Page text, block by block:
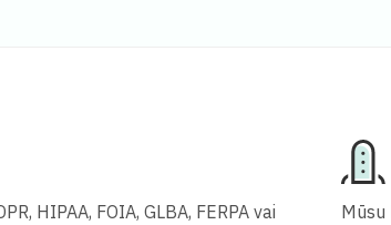
HIPAA, FOIA, GLBA, FERPA vai
Mūsu